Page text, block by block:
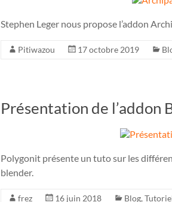
Stephen Leger nous propose l’addon
Pitiwazou 17 octobre 2019
Présentation de l’addon
Polygonit présente un tuto sur les
blender.
frez 16 juin 2018 Blog,